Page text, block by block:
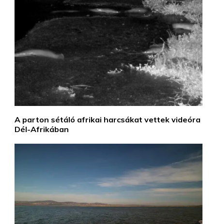
A parton sétáló afrikai harcsákat vettek videóra
Dél-Afrikában